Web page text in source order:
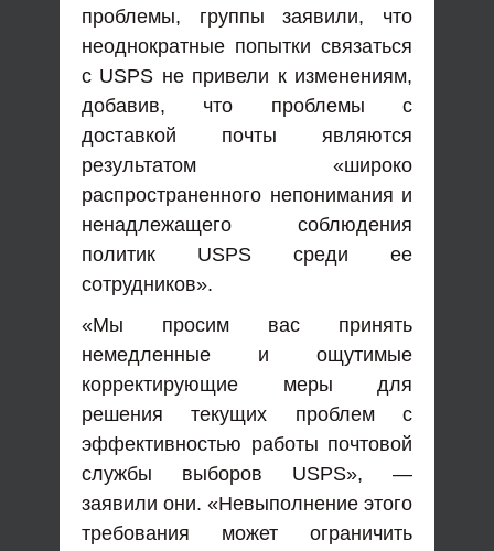
проблемы, группы заявили, что
неоднократные попытки связаться
с USPS не привели к изменениям,
добавив, что проблемы с
доставкой почты являются
результатом «широко
распространенного непонимания и
ненадлежащего соблюдения
политик USPS среди ее
сотрудников».
«Мы просим вас принять
немедленные и ощутимые
корректирующие меры для
решения текущих проблем с
эффективностью работы почтовой
службы выборов USPS», —
заявили они. «Невыполнение этого
требования может ограничить